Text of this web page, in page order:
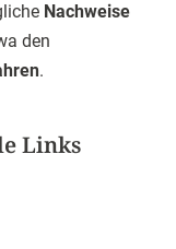
Nachweise
den
.
Links